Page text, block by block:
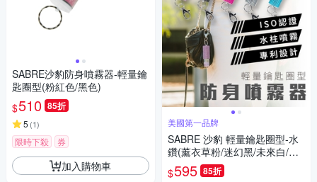
SABRE沙豹防身噴霧器-輕量鑰
匙圈型(粉紅色/黑色)
$510 85折
5 (1)
限時下殺 券
加入購物車
美國第一品牌
SABRE 沙豹 輕量鑰匙圈型-水
鑽(薰衣草粉/迷幻黑/未來白/活
力粉紅/薄荷青)
$595 85折